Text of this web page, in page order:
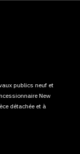
publics neuf et
New
détachée et à